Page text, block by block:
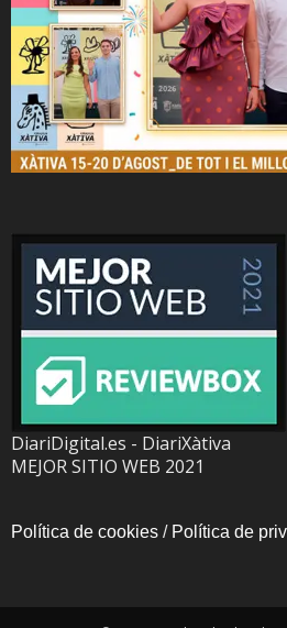
DiariDigital.es - DiariXàtiva
MEJOR SITIO WEB 2021
Política de cookies / Política de